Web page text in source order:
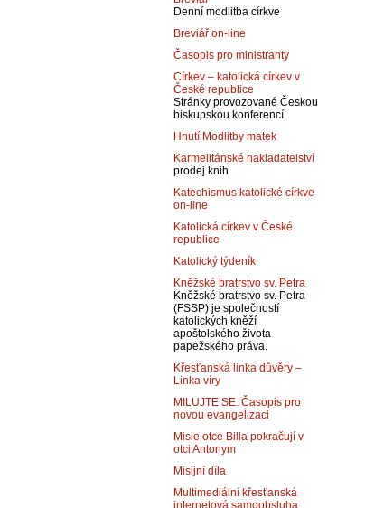
Denní modlitba církve
Breviář on-line
Časopis pro ministranty
Církev – katolická církev v
České republice
Stránky provozované Českou
biskupskou konferencí
Hnutí Modlitby matek
Karmelitánské nakladatelství
prodej knih
Katechismus katolické církve
on-line
Katolická církev v České
republice
Katolický týdeník
Kněžské bratrstvo sv. Petra
Kněžské bratrstvo sv. Petra
(FSSP) je společností
katolických kněží
apoštolského života
papežského práva.
Křesťanská linka důvěry –
Linka víry
MILUJTE SE. Časopis pro
novou evangelizaci
Misie otce Billa pokračují v
otci Antonym
Misijní díla
Multimediální křesťanská